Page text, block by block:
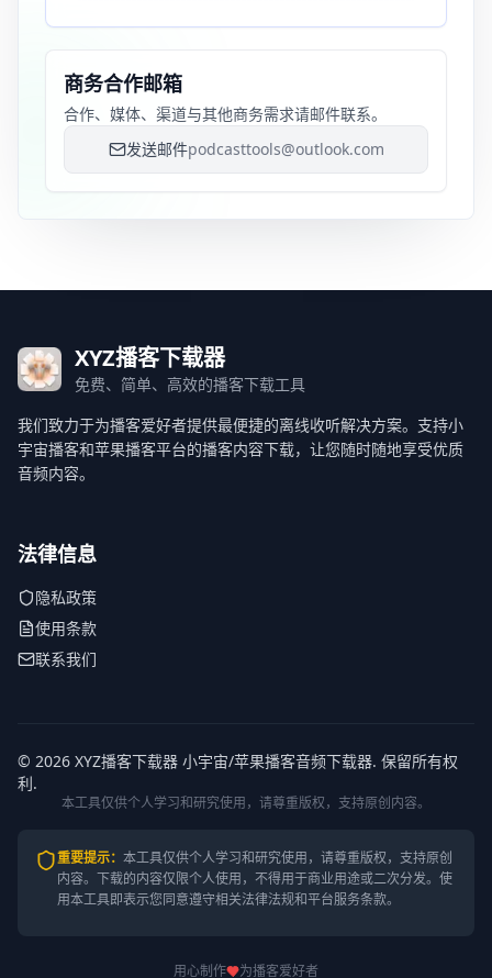
商务合作邮箱
合作、媒体、渠道与其他商务需求请邮件联系。
发送邮件podcasttools@outlook.com
XYZ播客下载器
免费、简单、高效的播客下载工具
我们致力于为播客爱好者提供最便捷的离线收听解决方案。支持小
宇宙播客和苹果播客平台的播客内容下载，让您随时随地享受优质
音频内容。
法律信息
隐私政策
使用条款
联系我们
© 2026 XYZ播客下载器 小宇宙/苹果播客音频下载器. 保留所有权
利.
本工具仅供个人学习和研究使用，请尊重版权，支持原创内容。
重要提示： 本工具仅供个人学习和研究使用，请尊重版权，支持原创
内容。 下载的内容仅限个人使用，不得用于商业用途或二次分发。使
用本工具即表示您同意遵守相关法律法规和平台服务条款。
用心制作 为播客爱好者